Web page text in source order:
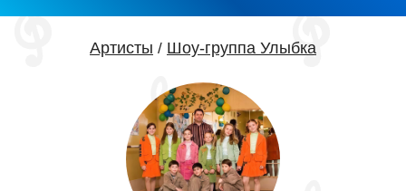
Артисты / Шоу-группа Улыбка